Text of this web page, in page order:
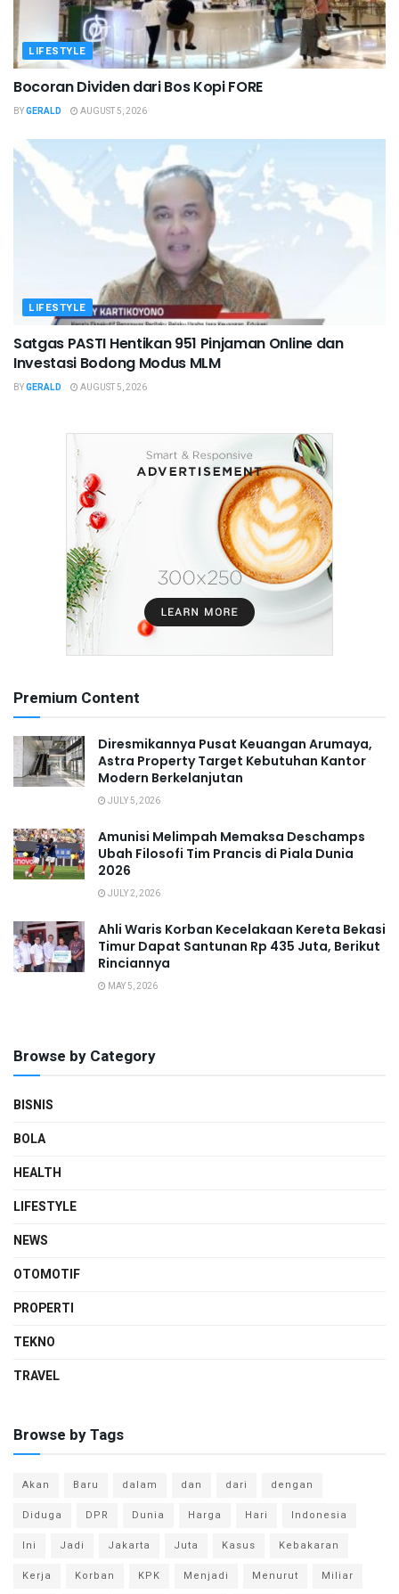
LIFESTYLE
Bocoran Dividen dari Bos Kopi FORE
BYGERALD AUGUST 5, 2026
LIFESTYLE
Satgas PASTI Hentikan 951 Pinjaman Online dan
Investasi Bodong Modus MLM
BYGERALD AUGUST 5, 2026
Premium Content
Diresmikannya Pusat Keuangan Arumaya,
Astra Property Target Kebutuhan Kantor
Modern Berkelanjutan
JULY 5, 2026
Amunisi Melimpah Memaksa Deschamps
Ubah Filosofi Tim Prancis di Piala Dunia
2026
JULY 2, 2026
Ahli Waris Korban Kecelakaan Kereta Bekasi
Timur Dapat Santunan Rp 435 Juta, Berikut
Rinciannya
MAY 5, 2026
Browse by Category
BISNIS
BOLA
HEALTH
LIFESTYLE
NEWS
OTOMOTIF
PROPERTI
TEKNO
TRAVEL
Browse by Tags
Akan Baru dalam dan dari
dengan
Diduga
DPR Dunia Harga Hari
Indonesia
Ini
Jadi Jakarta Juta Kasus
Kebakaran
Kerja
Korban KPK Menjadi Menurut
Miliar